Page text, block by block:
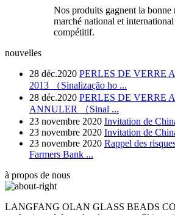
Nos produits gagnent la bonne
marché national et
compétitif.
nouvelles
28 déc.2020 PERLES DE VERRE
2013 （Sinalização ho ...
28 déc.2020 PERLES DE VERRE
ANNULER （Sinal ...
23 novembre 2020 Invitation de
23 novembre 2020 Invitation de
23 novembre 2020 Rappel des
Farmers Bank ...
à propos de nous
LANGFANG OLAN GLASS BEADS